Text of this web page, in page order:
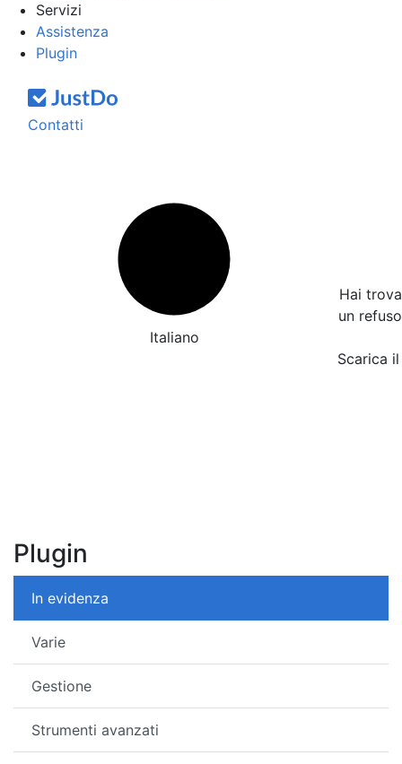
Servizi
Assistenza
Plugin
Contatti
Italiano
Hai
un
Scarica
Plugin
In evidenza
Varie
Gestione
Strumenti avanzati